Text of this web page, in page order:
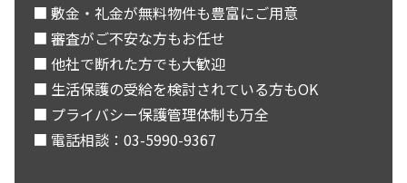
■ 敷金・礼金が無料物件も豊富にご用意
■ 審査がご不安な方もお任せ
■ 他社で断れた方でも大歓迎
■ 生活保護の受給を検討されている方もOK
■ プライバシー保護管理体制も万全
■ 電話相談：03-5990-9367